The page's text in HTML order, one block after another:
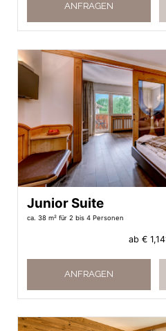
ANFRAGEN
Junior Suite
ca. 38 m² für 2 bis 4 Personen
ab €
ANFRAGEN